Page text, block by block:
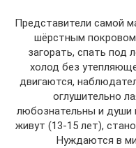
Представители самой
шёрстным
загорать, спать под
холод без
двигаются,
оглушительно
любознательны и души
живут (13-15 лет),
Нуждаются в